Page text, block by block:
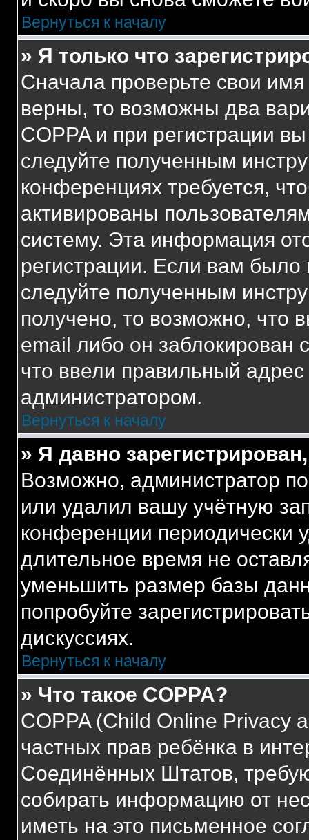
Вернуться к началу
» Я только что
Сначала проверьте свои
верны, то возможны два
COPPA и при регистрации
следуйте полученным
конференциях требуется,
активированы
систему. Эта информация
регистрации. Если вам
следуйте полученным
получено, то возможно, что
email либо он
что ввели правильный адрес
администратором.
Вернуться к началу
» Я давно
Возможно, администратор
или удалил вашу учётную
конференции периодически
длительное время не
уменьшить размер базы
попробуйте
дискуссиях.
Вернуться к началу
» Что такое COPPA?
COPPA (Child Online Privacy
частных прав ребёнка в
Соединённых Штатов,
собирать информацию от
иметь на это письменное